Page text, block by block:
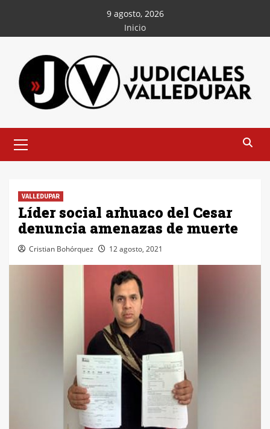
contenido
9 agosto, 2026
Inicio
principal
VALLEDUPAR
Líder social arhuaco del Cesar
denuncia amenazas de muerte
Cristian Bohórquez 12 agosto, 2021